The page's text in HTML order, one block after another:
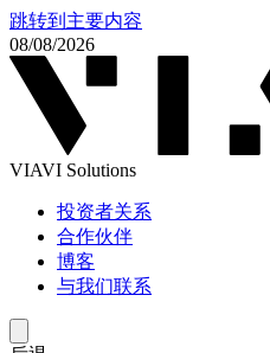
跳转到主要内容
08/08/2026
VIAVI Solutions
投资者关系
合作伙伴
博客
与我们联系